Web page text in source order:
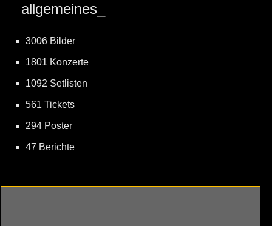
allgemeines_
3006 Bilder
1801 Konzerte
1092 Setlisten
561 Tickets
294 Poster
47 Berichte